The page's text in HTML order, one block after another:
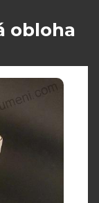
obloha